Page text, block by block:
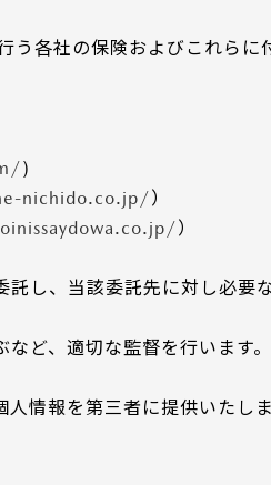
う各社の保険およびこれら
)
nichido.co.jp/）
）
し、当該委託先に対し必要
ど、適切な監督を行います
情報を第三者に提供いたし